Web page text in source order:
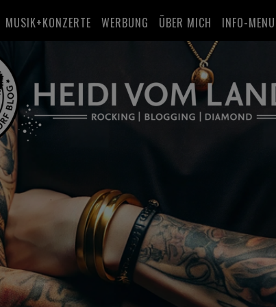
MUSIK+KONZERTE WERBUNG ÜBER MICH INFO-